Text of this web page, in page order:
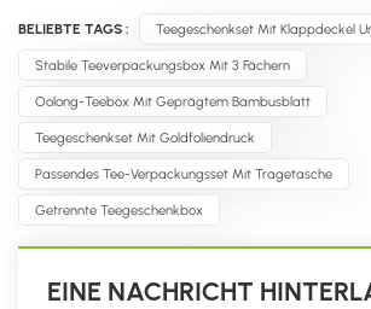
BELIEBTE TAGS : Teegeschenkset Mit Klappdeckel
Stabile Teeverpackungsbox Mit 3 Fächern
Oolong-Teebox Mit Geprägtem Bambusblatt
Teegeschenkset Mit Goldfoliendruck
Passendes Tee-Verpackungsset Mit Tragetasche
Getrennte Teegeschenkbox
EINE NACHRICHT